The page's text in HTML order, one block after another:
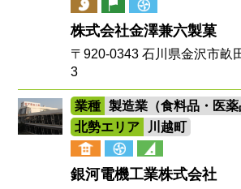
株式会社金澤兼六製菓
〒920-0343 石川県金沢市畝
3
業種
製造業（食料品・医薬
北勢エリア
川越町
銀河電機工業株式会社